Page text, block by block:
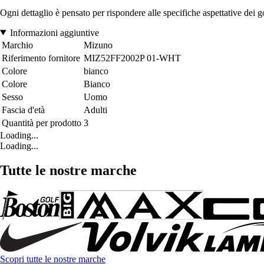
Ogni dettaglio è pensato per rispondere alle specifiche aspettative
Informazioni aggiuntive
Marchio
Mizuno
Riferimento fornitore MIZ52FF2002P 01-WHT
Colore
bianco
Colore
Bianco
Sesso
Uomo
Fascia d'età
Adulti
Quantità per prodotto 3
Loading...
Loading...
Tutte le nostre marche
Scopri tutte le nostre marche